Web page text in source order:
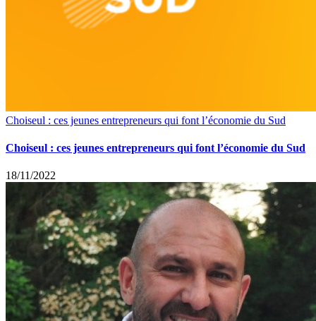
Choiseul : ces jeunes entrepreneurs qui font l’économie du Sud
Choiseul : ces jeunes entrepreneurs qui font l’économie du Sud
18/11/2022